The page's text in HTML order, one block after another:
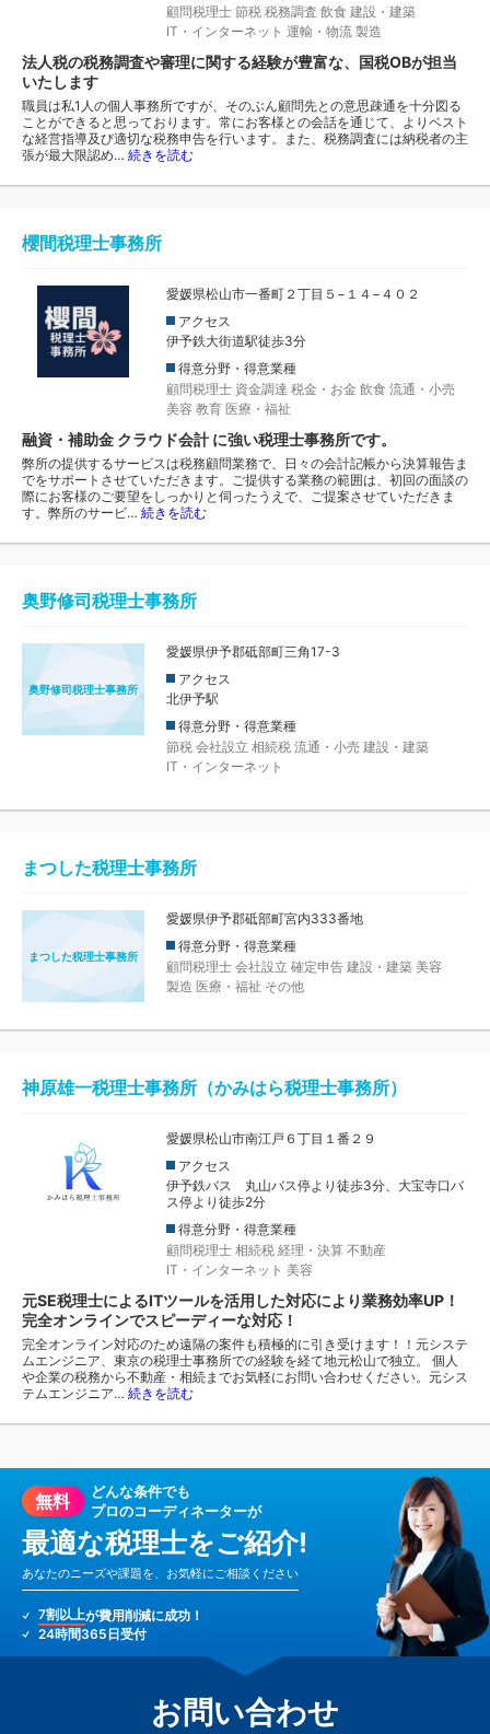
顧問税理士 節税 税務調査 飲食 建設・建築
IT・インターネット 運輸・物流 製造
法人税の税務調査や審理に関する経験が豊富な、国税OBが担当
いたします
職員は私1人の個人事務所ですが、そのぶん顧問先との意思疎通を十分図る
ことができると思っております。常にお客様との会話を通じて、よりベスト
な経営指導及び適切な税務申告を行います。また、税務調査には納税者の主
張が最大限認め… 続きを読む
櫻間税理士事務所
愛媛県松山市一番町２丁目５−１４−４０２
アクセス
伊予鉄大街道駅徒歩3分
得意分野・得意業種
顧問税理士 資金調達 税金・お金 飲食 流通・小売
美容 教育 医療・福祉
融資・補助金 クラウド会計 に強い税理士事務所です。
弊所の提供するサービスは税務顧問業務で、日々の会計記帳から決算報告ま
でをサポートさせていただきます。ご提供する業務の範囲は、初回の面談の
際にお客様のご要望をしっかりと伺ったうえで、ご提案させていただきま
す。弊所のサービ… 続きを読む
奥野修司税理士事務所
奥野修司税理士事務所
愛媛県伊予郡砥部町三角17-3
アクセス
北伊予駅
得意分野・得意業種
節税 会社設立 相続税 流通・小売 建設・建築
IT・インターネット
まつした税理士事務所
まつした税理士事務所
愛媛県伊予郡砥部町宮内333番地
得意分野・得意業種
顧問税理士 会社設立 確定申告 建設・建築 美容
製造 医療・福祉 その他
神原雄一税理士事務所（かみはら税理士事務所）
愛媛県松山市南江戸６丁目１番２９
アクセス
伊予鉄バス 丸山バス停より徒歩3分、大宝寺口バ
ス停より徒歩2分
得意分野・得意業種
顧問税理士 相続税 経理・決算 不動産
IT・インターネット 美容
元SE税理士によるITツールを活用した対応により業務効率UP！
完全オンラインでスピーディーな対応！
完全オンライン対応のため遠隔の案件も積極的に引き受けます！！元システ
ムエンジニア、東京の税理士事務所での経験を経て地元松山で独立。 個人
や企業の税務から不動産・相続までお気軽にお問い合わせください。元シス
テムエンジニア… 続きを読む
無料
どんな条件でも
プロのコーディネーターが
最適な税理士をご紹介!
あなたのニーズや課題を、お気軽にご相談ください
7割以上が費用削減に成功！
24時間365日受付
お問い合わせ